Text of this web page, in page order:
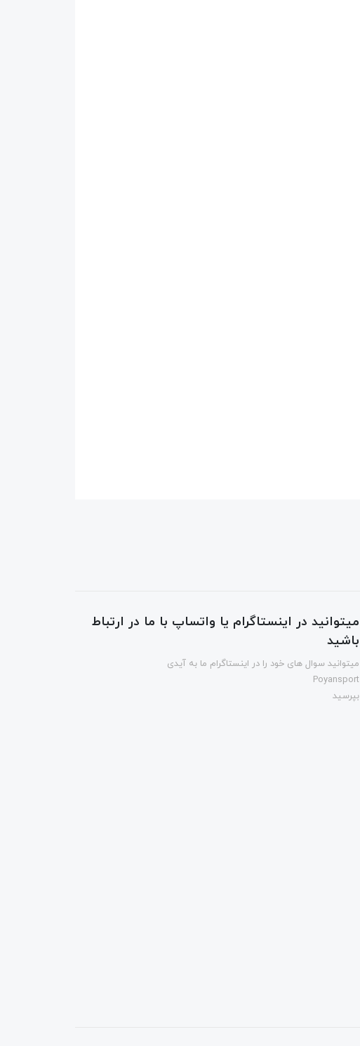
میتوانید در اینستاگرام یا واتساپ با ما در ارتباط
باشید
میتوانید سوال های خود را در اینستاگرام ما به آیدی
Poyansport
بپرسید